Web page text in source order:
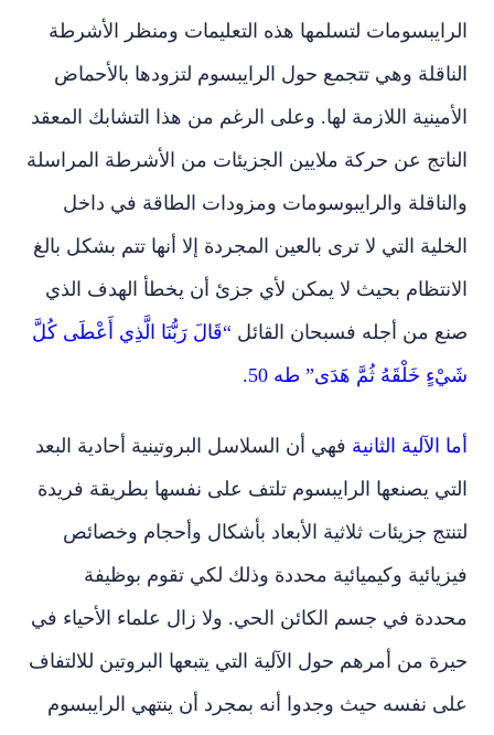
الرايبسومات لتسلمها هذه التعليمات ومنظر الأشرطة
الناقلة وهي تتجمع حول الرايبسوم لتزودها بالأحماض
الأمينية اللازمة لها. وعلى الرغم من هذا التشابك المعقد
الناتج عن حركة ملايين الجزيئات من الأشرطة المراسلة
والناقلة والرايبوسومات ومزودات الطاقة في داخل
الخلية التي لا ترى بالعين المجردة إلا أنها تتم بشكل بالغ
الانتظام بحيث لا يمكن لأي جزئ أن يخطأ الهدف الذي
صنع من أجله فسبحان القائل “قَالَ رَبُّنَا الَّذِي أَعْطَى كُلَّ
شَيْءٍ خَلْقَهُ ثُمَّ هَدَى” طه 50.
أما الآلية الثانية فهي أن السلاسل البروتينية أحادية البعد
التي يصنعها الرايبسوم تلتف على نفسها بطريقة فريدة
لتنتج جزيئات ثلاثية الأبعاد بأشكال وأحجام وخصائص
فيزيائية وكيميائية محددة وذلك لكي تقوم بوظيفة
محددة في جسم الكائن الحي. ولا زال علماء الأحياء في
حيرة من أمرهم حول الآلية التي يتبعها البروتين للالتفاف
على نفسه حيث وجدوا أنه بمجرد أن ينتهي الرايبسوم